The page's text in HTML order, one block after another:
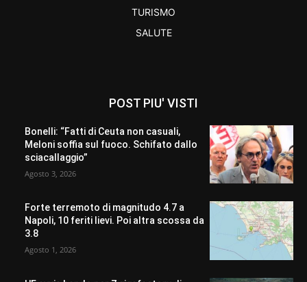
TURISMO
SALUTE
POST PIU' VISTI
Bonelli: “Fatti di Ceuta non casuali,
Meloni soffia sul fuoco. Schifato dallo
sciacallaggio”
Agosto 3, 2026
Forte terremoto di magnitudo 4.7 a
Napoli, 10 feriti lievi. Poi altra scossa da
3.8
Agosto 1, 2026